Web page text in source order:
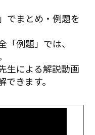
でまとめ・例題を
例題」では、
生による解説動画
きます。